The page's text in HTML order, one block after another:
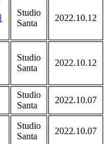
Studio
Santa
2022.10.12
Studio
Santa
2022.10.12
Studio
Santa
2022.10.07
Studio
Santa
2022.10.07